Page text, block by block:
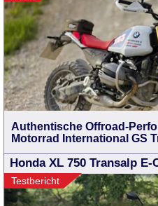
Authentische Offroad-
Motorrad International GS
Honda XL 750 Transalp E-
Testbericht